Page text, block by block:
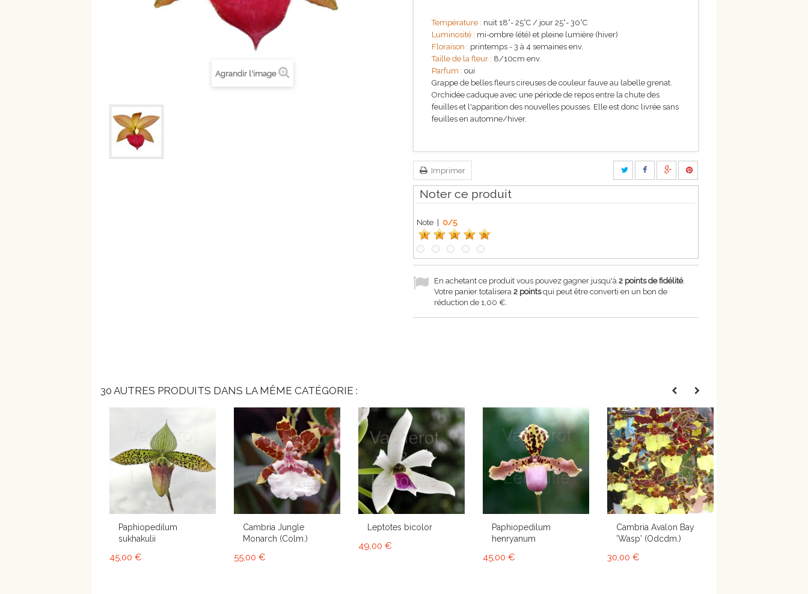
Agrandir l'image
Température : nuit 18°- 25°C / jour 25°- 30°C
Luminosité : mi-ombre (été) et pleine lumière (hiver)
Floraison : printemps - 3 à 4 semaines env.
Taille de la fleur : 8/10cm env.
Parfum : oui
Grappe de belles fleurs cireuses de couleur fauve au labelle grenat.
Orchidée caduque avec une période de repos entre la chute des
feuilles et l'apparition des nouvelles pousses. Elle est donc livrée sans
feuilles en automne/hiver.
Imprimer
Noter ce produit
Note | 0/5
1 2 3 4 5
En achetant ce produit vous pouvez gagner jusqu'à 2 points de fidélité.
Votre panier totalisera 2 pointsqui peut être converti en un bon de
réduction de 1,00 €.
30 AUTRES PRODUITS DANS LA MÊME CATÉGORIE :
Paphiopedilum
sukhakulii
45,00 €
Cambria Jungle
Monarch (Colm.)
55,00 €
Leptotes bicolor
49,00 €
Paphiopedilum
henryanum
45,00 €
Cambria Avalon Bay
'Wasp' (Odcdm.)
30,00 €